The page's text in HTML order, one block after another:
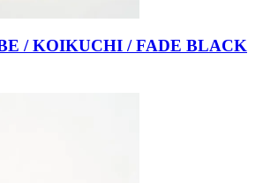
/ KOIKUCHI / FADE BLACK